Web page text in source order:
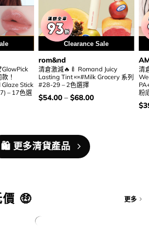
！
Stick
– 17色選
Clearance Sale
rom&nd
清倉激減🔥🍼 Romand Juicy
Lasting Tint 🍬#Milk Grocery 系列
#28-29 – 2色選擇
價
錢：
$54.00– $68.00
清
粉
價
錢
$
🛍️ 更多清貨產品
價 🤑 更多